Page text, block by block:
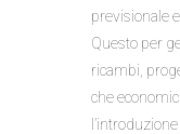
previsionale
Questo per
ricambi,
che